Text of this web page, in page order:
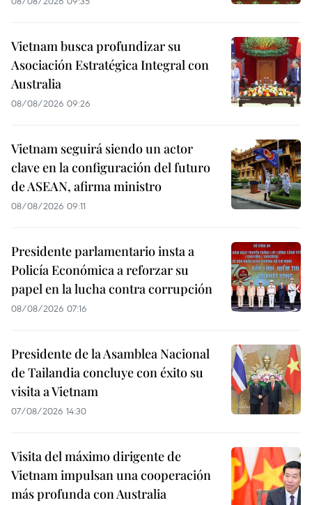
Vietnam busca profundizar su
Asociación Estratégica Integral con
Australia
08/08/2026 09:26
Vietnam seguirá siendo un actor
clave en la configuración del futuro
de ASEAN, afirma ministro
08/08/2026 09:11
Presidente parlamentario insta a
Policía Económica a reforzar su
papel en la lucha contra corrupción
08/08/2026 07:16
Presidente de la Asamblea Nacional
de Tailandia concluye con éxito su
visita a Vietnam
07/08/2026 14:30
Visita del máximo dirigente de
Vietnam impulsan una cooperación
más profunda con Australia